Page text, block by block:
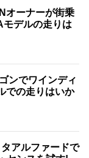
オーナーが街乗
モデルの走りは
ンでワインディ
での走りはいか
アルファードで